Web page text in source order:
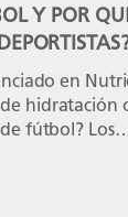
Y POR
en
de hidratación
fútbol? Los
la salud de